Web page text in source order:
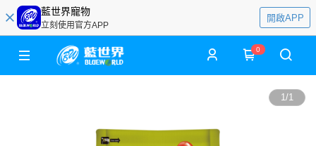
藍世界寵物
立刻使用官方APP
開啟APP
0
1/1